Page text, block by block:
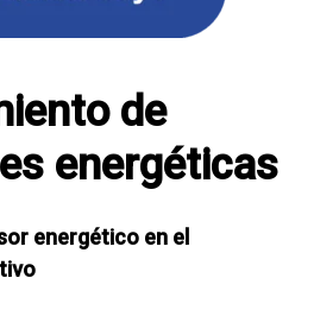
de
energéticas
energético en el